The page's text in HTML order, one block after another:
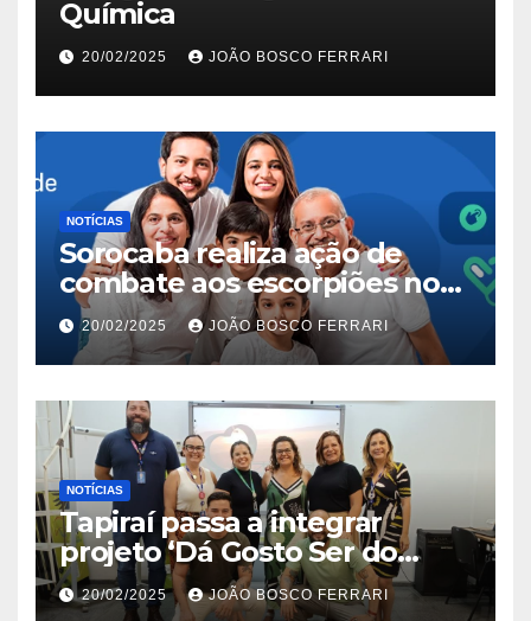
Química
20/02/2025 JOÃO BOSCO FERRARI
NOTÍCIAS
Sorocaba realiza ação de
combate aos escorpiões no
Jardim São Carlos
20/02/2025 JOÃO BOSCO FERRARI
NOTÍCIAS
Tapiraí passa a integrar
projeto ‘Dá Gosto Ser do
Ribeira’ | ASN São Paulo
20/02/2025 JOÃO BOSCO FERRARI